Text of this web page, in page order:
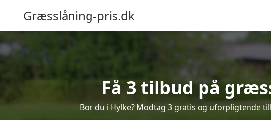
Græsslåning-pris.dk
Få 3 tilbud på
Bor du i Hylke? Modtag 3 gratis og uforpligtende